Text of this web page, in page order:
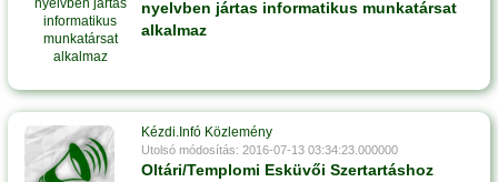
nyelvben jártas informatikus munkatársat
alkalmaz
Kézdi.Infó Közlemény
Utolsó módosítás: 2016-07-13 03:34:23.000000
Oltári/Templomi Esküvői Szertartáshoz